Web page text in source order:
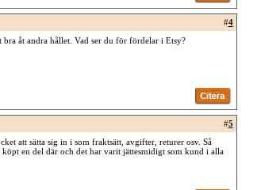
#4
åt andra hållet. Vad ser du för fördelar i Etsy?
#5
att sätta sig in i som fraktsätt, avgifter, returer osv. Så
en del där och det har varit jättesmidigt som kund i alla